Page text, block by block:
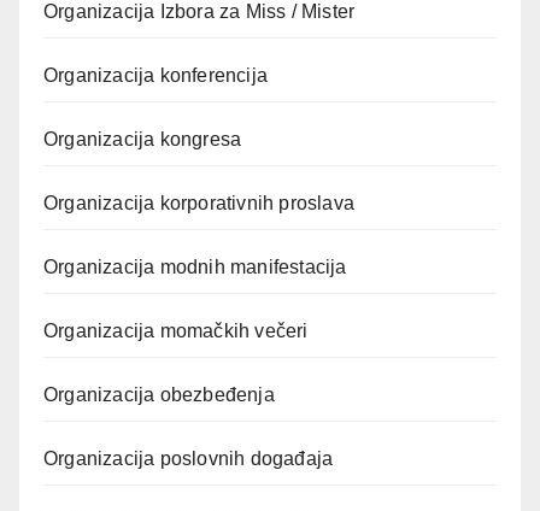
Organizacija Izbora za Miss / Mister
Organizacija konferencija
Organizacija kongresa
Organizacija korporativnih proslava
Organizacija modnih manifestacija
Organizacija momačkih večeri
Organizacija obezbeđenja
Organizacija poslovnih događaja